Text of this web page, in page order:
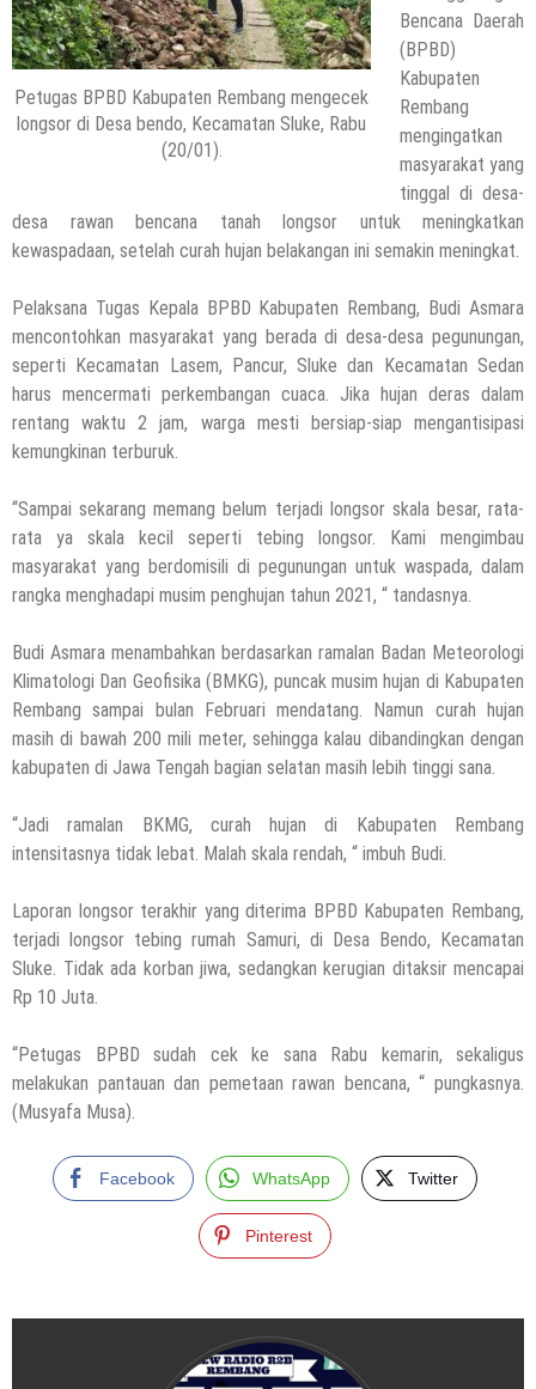
Petugas BPBD Kabupaten Rembang mengecek
longsor di Desa bendo, Kecamatan Sluke, Rabu
(20/01).
Bencana Daerah
(BPBD)
Kabupaten
Rembang
mengingatkan
masyarakat yang
tinggal di desa-
desa rawan bencana tanah longsor untuk meningkatkan
kewaspadaan, setelah curah hujan belakangan ini semakin meningkat.
Pelaksana Tugas Kepala BPBD Kabupaten Rembang, Budi Asmara
mencontohkan masyarakat yang berada di desa-desa pegunungan,
seperti Kecamatan Lasem, Pancur, Sluke dan Kecamatan Sedan
harus mencermati perkembangan cuaca. Jika hujan deras dalam
rentang waktu 2 jam, warga mesti bersiap-siap mengantisipasi
kemungkinan terburuk.
“Sampai sekarang memang belum terjadi longsor skala besar, rata-
rata ya skala kecil seperti tebing longsor. Kami mengimbau
masyarakat yang berdomisili di pegunungan untuk waspada, dalam
rangka menghadapi musim penghujan tahun 2021, “ tandasnya.
Budi Asmara menambahkan berdasarkan ramalan Badan Meteorologi
Klimatologi Dan Geofisika (BMKG), puncak musim hujan di Kabupaten
Rembang sampai bulan Februari mendatang. Namun curah hujan
masih di bawah 200 mili meter, sehingga kalau dibandingkan dengan
kabupaten di Jawa Tengah bagian selatan masih lebih tinggi sana.
“Jadi ramalan BKMG, curah hujan di Kabupaten Rembang
intensitasnya tidak lebat. Malah skala rendah, “ imbuh Budi.
Laporan longsor terakhir yang diterima BPBD Kabupaten Rembang,
terjadi longsor tebing rumah Samuri, di Desa Bendo, Kecamatan
Sluke. Tidak ada korban jiwa, sedangkan kerugian ditaksir mencapai
Rp 10 Juta.
“Petugas BPBD sudah cek ke sana Rabu kemarin, sekaligus
melakukan pantauan dan pemetaan rawan bencana, “ pungkasnya.
(Musyafa Musa).
Facebook WhatsApp Twitter
Pinterest